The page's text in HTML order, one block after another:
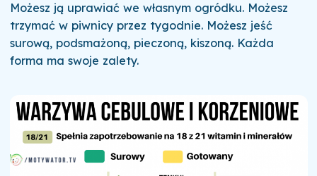
Możesz ją uprawiać we własnym ogródku. Możesz
trzymać w piwnicy przez tygodnie. Możesz jeść
surową, podsmażoną, pieczoną, kiszoną. Każda
forma ma swoje zalety.